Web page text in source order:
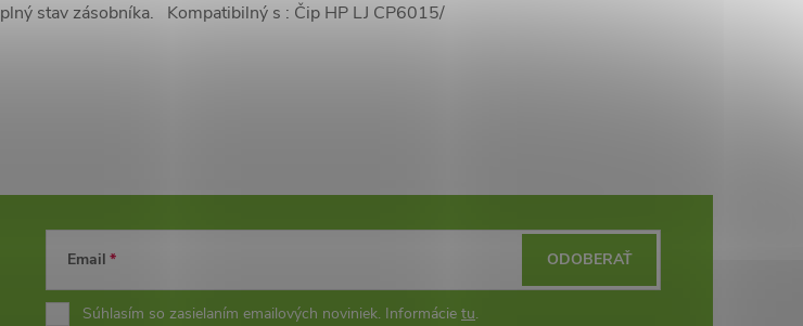
stav zásobníka. Kompatibilný s : Čip HP LJ CP6015/
Email
Súhlasím so zasielaním emailových noviniek. Informácie tu.
ODOBERAŤ